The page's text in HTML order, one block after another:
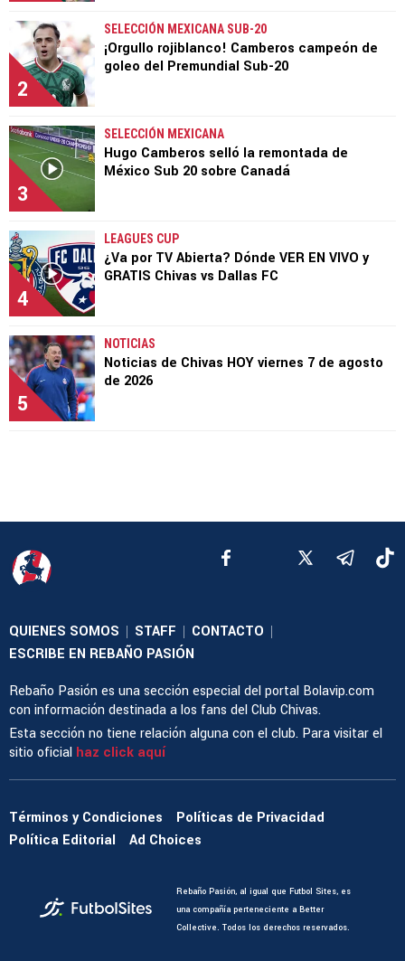
2
SELECCIÓN MEXICANA SUB-20
¡Orgullo rojiblanco! Camberos campeón de
goleo del Premundial Sub-20
3
SELECCIÓN MEXICANA
Hugo Camberos selló la remontada de
México Sub 20 sobre Canadá
4
LEAGUES CUP
¿Va por TV Abierta? Dónde VER EN VIVO y
GRATIS Chivas vs Dallas FC
5
NOTICIAS
Noticias de Chivas HOY viernes 7 de agosto
de 2026
QUIENES SOMOS | STAFF | CONTACTO |
ESCRIBE EN REBAÑO PASIÓN
Rebaño Pasión es una sección especial del portal Bolavip.com
con información destinada a los fans del Club Chivas.
Esta sección no tiene relación alguna con el club. Para visitar el
sitio oficial haz click aquí
Términos y Condiciones
Políticas de Privacidad
Política Editorial
Ad Choices
Rebaño Pasión, al igual que Futbol Sites, es
una compañía perteneciente a Better
Collective. Todos los derechos reservados.